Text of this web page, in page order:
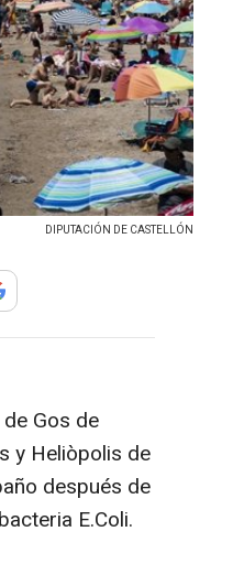
DIPUTACIÓN DE CASTELLÓN
Gos de
y Heliòpolis de
después de
E.Coli.